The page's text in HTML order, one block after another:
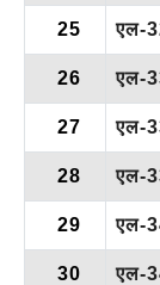
25 एल-
26 एल-
27 एल-
28 एल-
29 एल-
30 एल-